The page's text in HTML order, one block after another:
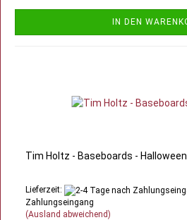
IN DEN
Tim Holtz - Baseboards - Halloween
Lieferzeit:
Zahlungseingang
(Ausland abweichend)